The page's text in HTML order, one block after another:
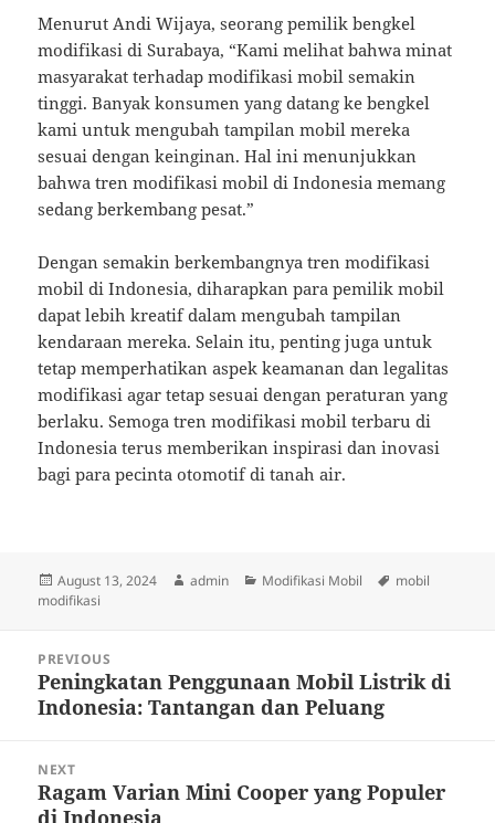
Menurut Andi Wijaya, seorang pemilik bengkel
modifikasi di Surabaya, “Kami melihat bahwa minat
masyarakat terhadap modifikasi mobil semakin
tinggi. Banyak konsumen yang datang ke bengkel
kami untuk mengubah tampilan mobil mereka
sesuai dengan keinginan. Hal ini menunjukkan
bahwa tren modifikasi mobil di Indonesia memang
sedang berkembang pesat.”
Dengan semakin berkembangnya tren modifikasi
mobil di Indonesia, diharapkan para pemilik mobil
dapat lebih kreatif dalam mengubah tampilan
kendaraan mereka. Selain itu, penting juga untuk
tetap memperhatikan aspek keamanan dan legalitas
modifikasi agar tetap sesuai dengan peraturan yang
berlaku. Semoga tren modifikasi mobil terbaru di
Indonesia terus memberikan inspirasi dan inovasi
bagi para pecinta otomotif di tanah air.
Posted
on
August 13, 2024 Author
admin Categories
Modifikasi Mobil Tags
mobil
modifikasi
navigation
PREVIOUS
Previous
post:
Peningkatan Penggunaan Mobil Listrik di
Indonesia: Tantangan dan Peluang
NEXT
Next
post:
Ragam Varian Mini Cooper yang Populer
di Indonesia